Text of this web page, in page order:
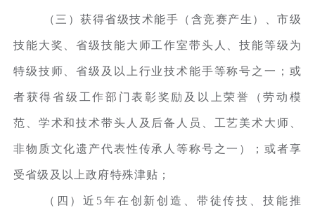
（三）获得省级技术能手（含竞赛产生）、市级
技能大奖、省级技能大师工作室带头人、技能等级为
特级技师、省级及以上行业技术能手等称号之一；或
者获得省级工作部门表彰奖励及以上荣誉（劳动模
范、学术和技术带头人及后备人员、工艺美术大师、
非物质文化遗产代表性传承人等称号之一）；或者享
受省级及以上政府特殊津贴；
（四）近5年在创新创造、带徒传技、技能推